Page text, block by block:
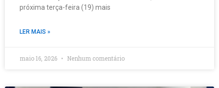
próxima terça-feira (19) mais
LER MAIS »
maio 16, 2026 Nenhum comentário